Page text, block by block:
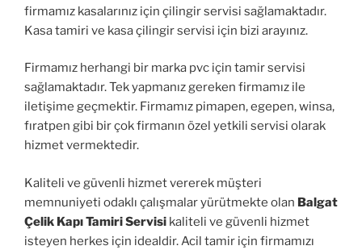
firmamız kasalarınız için çilingir servisi sağlamaktadır.
Kasa tamiri ve kasa çilingir servisi için bizi arayınız.
Firmamız herhangi bir marka pvc için tamir servisi
sağlamaktadır. Tek yapmanız gereken firmamız ile
iletişime geçmektir. Firmamız pimapen, egepen, winsa,
fıratpen gibi bir çok firmanın özel yetkili servisi olarak
hizmet vermektedir.
Kaliteli ve güvenli hizmet vererek müşteri
memnuniyeti odaklı çalışmalar yürütmekte olan Balgat
Çelik Kapı Tamiri Servisi kaliteli ve güvenli hizmet
isteyen herkes için idealdir. Acil tamir için firmamızı